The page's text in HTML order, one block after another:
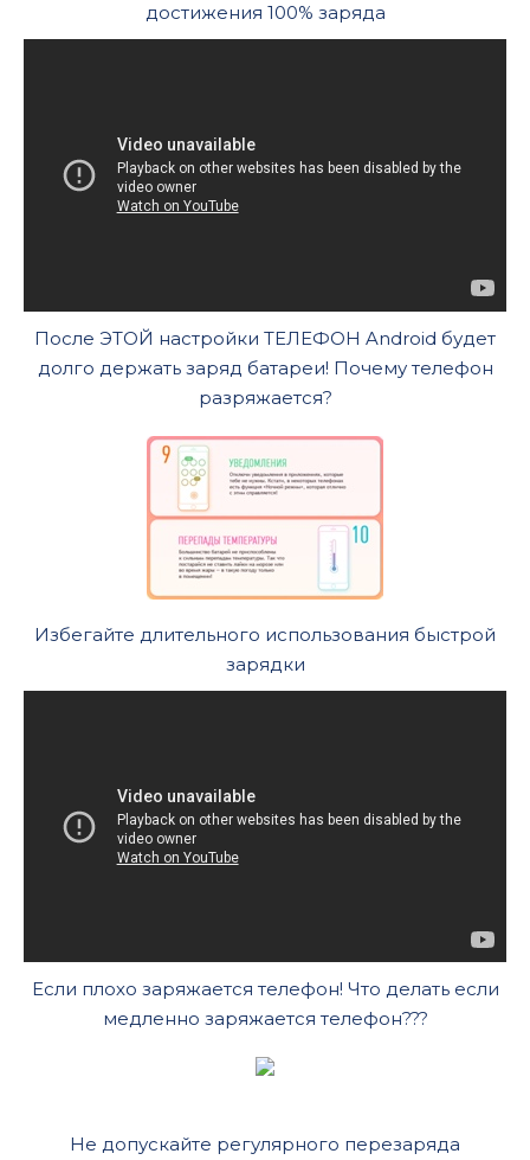
достижения 100% заряда
После ЭТОЙ настройки ТЕЛЕФОН Android будет
долго держать заряд батареи! Почему телефон
разряжается?
Избегайте длительного использования быстрой
зарядки
Если плохо заряжается телефон! Что делать если
медленно заряжается телефон???
Не допускайте регулярного перезаряда